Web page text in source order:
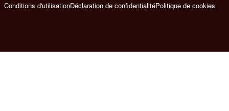
Conditions d'utilisationDéclaration de confidentialitéPolitique de cookies